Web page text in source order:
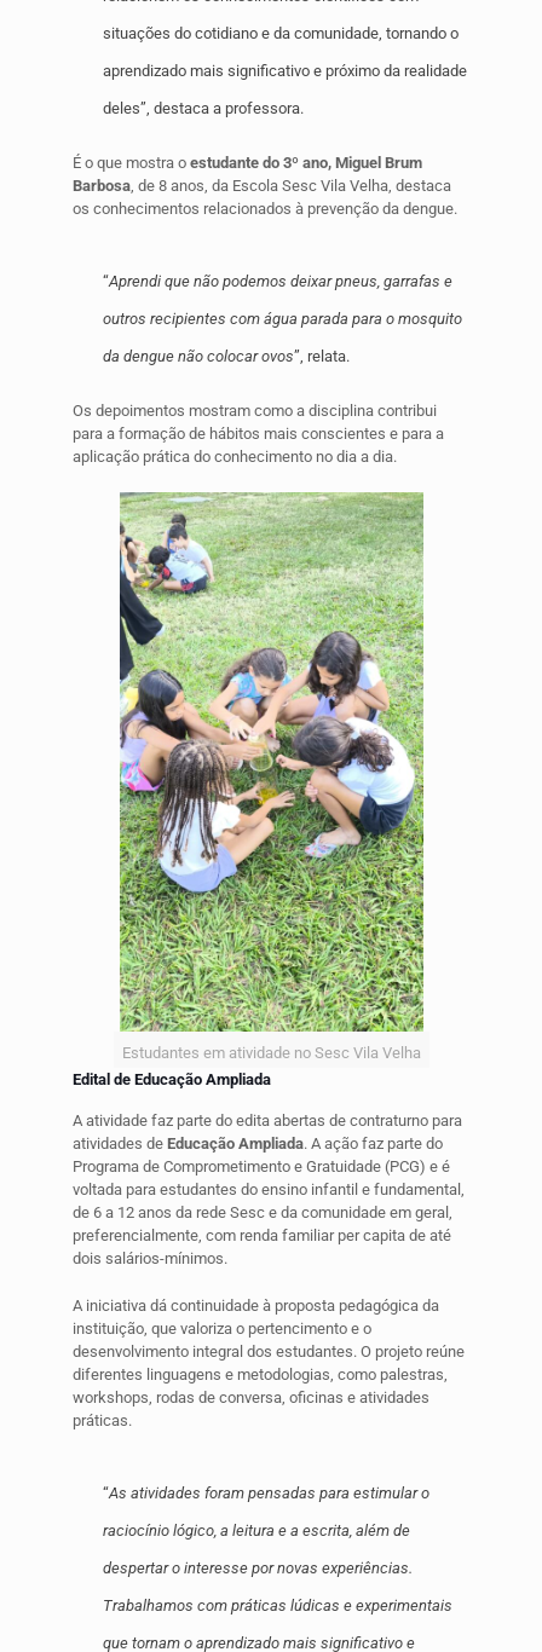
situações do cotidiano e da comunidade, tornando o
aprendizado mais significativo e próximo da realidade
deles”, destaca a professora.
É o que mostra o estudante do 3º ano, Miguel Brum
Barbosa , de 8 anos, da Escola Sesc Vila Velha, destaca
os conhecimentos relacionados à prevenção da dengue.
“Aprendi que não podemos deixar pneus, garrafas e
outros recipientes com água parada para o mosquito
da dengue não colocar ovos”, relata.
Os depoimentos mostram como a disciplina contribui
para a formação de hábitos mais conscientes e para a
aplicação prática do conhecimento no dia a dia.
Estudantes em atividade no Sesc Vila Velha
Edital de Educação Ampliada
A atividade faz parte do edita abertas de contraturno para
atividades de Educação Ampliada. A ação faz parte do
Programa de Comprometimento e Gratuidade (PCG) e é
voltada para estudantes do ensino infantil e fundamental,
de 6 a 12 anos da rede Sesc e da comunidade em geral,
preferencialmente, com renda familiar per capita de até
dois salários-mínimos.
A iniciativa dá continuidade à proposta pedagógica da
instituição, que valoriza o pertencimento e o
desenvolvimento integral dos estudantes. O projeto reúne
diferentes linguagens e metodologias, como palestras,
workshops, rodas de conversa, oficinas e atividades
práticas.
“As atividades foram pensadas para estimular o
raciocínio lógico, a leitura e a escrita, além de
despertar o interesse por novas experiências.
Trabalhamos com práticas lúdicas e experimentais
que tornam o aprendizado mais significativo e